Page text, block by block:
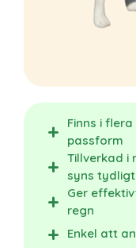
Finns i
passform
Tillverkad i
syns
Ger
regn
Enkel att